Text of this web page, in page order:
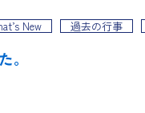
New 過去の行事
。